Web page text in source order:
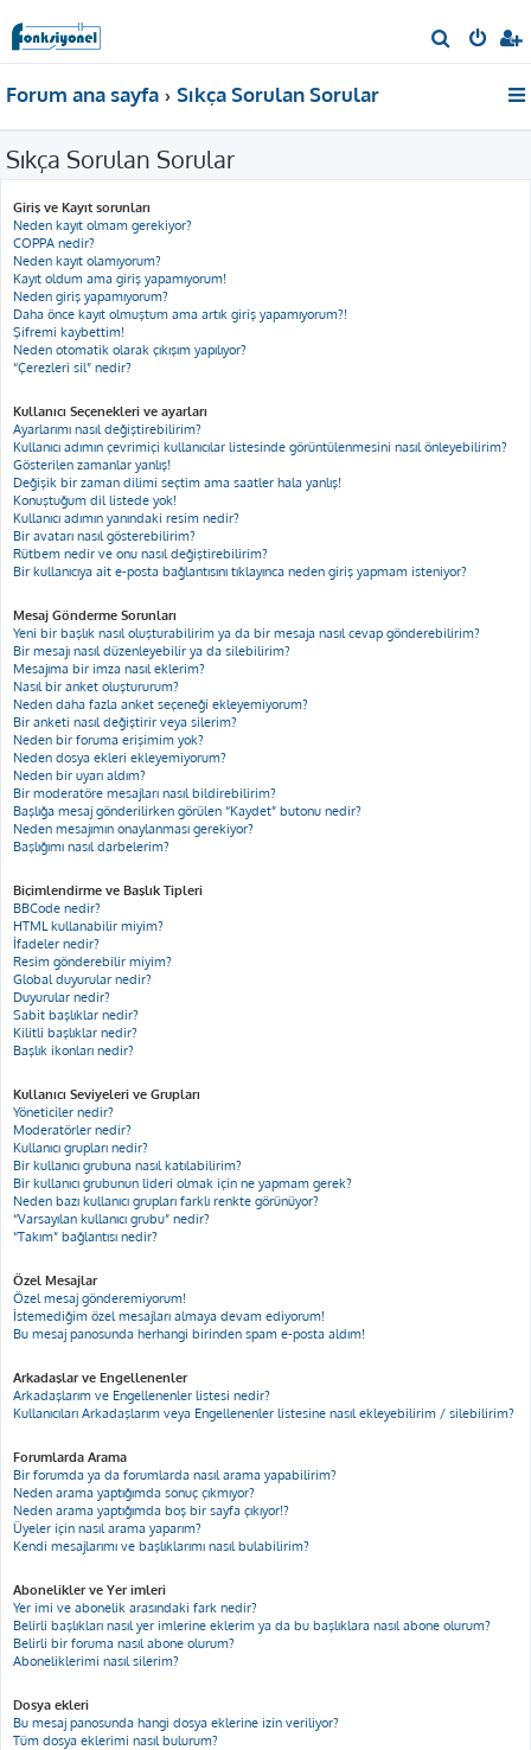
r
Forum ana sayfa Sıkça Sorulan Sorular
Sıkça Sorulan Sorular
Giriş ve Kayıt sorunları
Neden kayıt olmam gerekiyor?
COPPA nedir?
Neden kayıt olamıyorum?
Kayıt oldum ama giriş yapamıyorum!
Neden giriş yapamıyorum?
Daha önce kayıt olmuştum ama artık giriş yapamıyorum?!
Şifremi kaybettim!
Neden otomatik olarak çıkışım yapılıyor?
“Çerezleri sil” nedir?
Kullanıcı Seçenekleri ve ayarları
Ayarlarımı nasıl değiştirebilirim?
Kullanıcı adımın çevrimiçi kullanıcılar listesinde görüntülenmesini nasıl önleyebilirim?
Gösterilen zamanlar yanlış!
Değişik bir zaman dilimi seçtim ama saatler hala yanlış!
Konuştuğum dil listede yok!
Kullanıcı adımın yanındaki resim nedir?
Bir avatarı nasıl gösterebilirim?
Rütbem nedir ve onu nasıl değiştirebilirim?
Bir kullanıcıya ait e-posta bağlantısını tıklayınca neden giriş yapmam isteniyor?
Mesaj Gönderme Sorunları
Yeni bir başlık nasıl oluşturabilirim ya da bir mesaja nasıl cevap gönderebilirim?
Bir mesajı nasıl düzenleyebilir ya da silebilirim?
Mesajıma bir imza nasıl eklerim?
Nasıl bir anket oluştururum?
Neden daha fazla anket seçeneği ekleyemiyorum?
Bir anketi nasıl değiştirir veya silerim?
Neden bir foruma erişimim yok?
Neden dosya ekleri ekleyemiyorum?
Neden bir uyarı aldım?
Bir moderatöre mesajları nasıl bildirebilirim?
Başlığa mesaj gönderilirken görülen “Kaydet” butonu nedir?
Neden mesajımın onaylanması gerekiyor?
Başlığımı nasıl darbelerim?
Biçimlendirme ve Başlık Tipleri
BBCode nedir?
HTML kullanabilir miyim?
İfadeler nedir?
Resim gönderebilir miyim?
Global duyurular nedir?
Duyurular nedir?
Sabit başlıklar nedir?
Kilitli başlıklar nedir?
Başlık ikonları nedir?
Kullanıcı Seviyeleri ve Grupları
Yöneticiler nedir?
Moderatörler nedir?
Kullanıcı grupları nedir?
Bir kullanıcı grubuna nasıl katılabilirim?
Bir kullanıcı grubunun lideri olmak için ne yapmam gerek?
Neden bazı kullanıcı grupları farklı renkte görünüyor?
“Varsayılan kullanıcı grubu” nedir?
“Takım” bağlantısı nedir?
Özel Mesajlar
Özel mesaj gönderemiyorum!
İstemediğim özel mesajları almaya devam ediyorum!
Bu mesaj panosunda herhangi birinden spam e-posta aldım!
Arkadaşlar ve Engellenenler
Arkadaşlarım ve Engellenenler listesi nedir?
Kullanıcıları Arkadaşlarım veya Engellenenler listesine nasıl ekleyebilirim / silebilirim?
Forumlarda Arama
Bir forumda ya da forumlarda nasıl arama yapabilirim?
Neden arama yaptığımda sonuç çıkmıyor?
Neden arama yaptığımda boş bir sayfa çıkıyor!?
Üyeler için nasıl arama yaparım?
Kendi mesajlarımı ve başlıklarımı nasıl bulabilirim?
Abonelikler ve Yer imleri
Yer imi ve abonelik arasındaki fark nedir?
Belirli başlıkları nasıl yer imlerine eklerim ya da bu başlıklara nasıl abone olurum?
Belirli bir foruma nasıl abone olurum?
Aboneliklerimi nasıl silerim?
Dosya ekleri
Bu mesaj panosunda hangi dosya eklerine izin veriliyor?
Tüm dosya eklerimi nasıl bulurum?